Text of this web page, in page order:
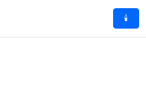
🕯️